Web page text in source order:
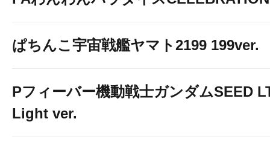
ぱちんこ宇宙戦艦ヤマト2199 199ver.
Pフィーバー機動戦士ガンダムSEED
Light ver.